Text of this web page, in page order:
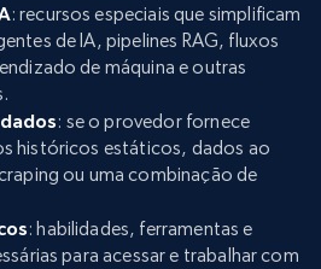
: recursos especiais que simplificam
de IA, pipelines RAG, fluxos
de máquina e outras
: se o provedor fornece
históricos estáticos, dados ao
ou uma combinação de
: habilidades, ferramentas e
para acessar e trabalhar com